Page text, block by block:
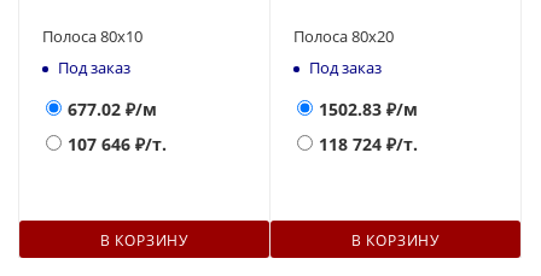
Полоса 80х10
Под заказ
677.02 ₽/м
107 646 ₽/т.
В КОРЗИНУ
Полоса 80х20
Под заказ
1502.83 ₽/м
118 724 ₽/т.
В КОРЗИНУ